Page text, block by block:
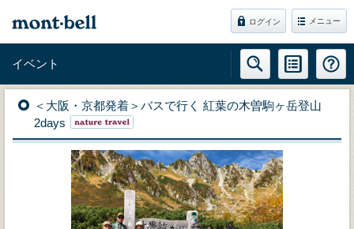
ログイン メニュー
イベント
＜大阪・京都発着＞バスで行く 紅葉の木曽駒ヶ岳登山
2days